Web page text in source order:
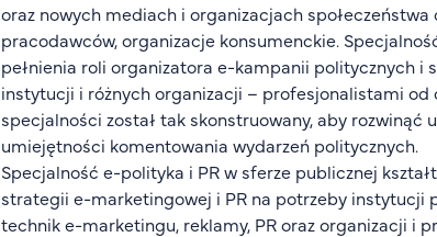
oraz nowych mediach i organizacjach
pracodawców, organizacje konsumenckie.
pełnienia roli organizatora e-kampanii politycznych i
instytucji i różnych organizacji – profesjonalistami
specjalności został tak skonstruowany, aby
umiejętności komentowania wydarzeń politycznych.
Specjalność e-polityka i PR w sferze publicznej
strategii e-marketingowej i PR na potrzeby instytucji
technik e-marketingu, reklamy, PR oraz organizacji i